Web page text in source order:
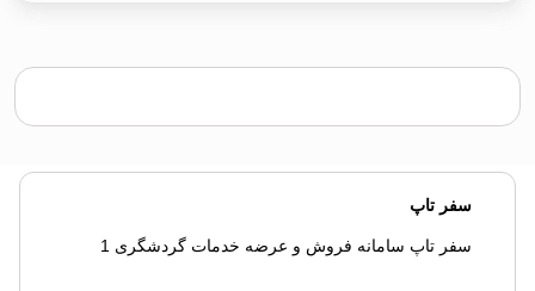
سفر تاپ
سفر تاپ سامانه فروش و عرضه خدمات گردشگری 1